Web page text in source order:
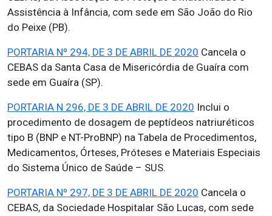
Assistência à Infância, com sede em São João do Rio
do Peixe (PB).
PORTARIA Nº 294, DE 3 DE ABRIL DE 2020 Cancela o
CEBAS da Santa Casa de Misericórdia de Guaíra com
sede em Guaíra (SP).
PORTARIA N 296, DE 3 DE ABRIL DE 2020 Inclui o
procedimento de dosagem de peptídeos natriuréticos
tipo B (BNP e NT-ProBNP) na Tabela de Procedimentos,
Medicamentos, Órteses, Próteses e Materiais Especiais
do Sistema Único de Saúde – SUS.
PORTARIA Nº 297, DE 3 DE ABRIL DE 2020 Cancela o
CEBAS, da Sociedade Hospitalar São Lucas, com sede